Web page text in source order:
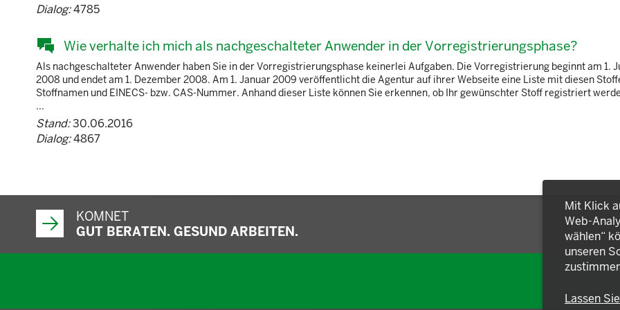
Dialog:4785
Wie verhalte ich mich als nachgeschalteter Anwender in der Vorregistrierungsphase?
Als nachgeschalteter Anwender haben Sie in der Vorregistrierungsphase keinerlei Aufgaben. Die Vorregistrierung beginnt am 1.
2008 und endet am 1. Dezember 2008. Am 1. Januar 2009 veröffentlicht die Agentur auf ihrer Webseite eine Liste mit diesen
Stoffnamen und EINECS- bzw. CAS-Nummer. Anhand dieser Liste können Sie erkennen, ob Ihr gewünschter Stoff registriert
...
Stand:30.06.2016
Dialog:4867
KOMNET
GUT BERATEN. GESUND ARBEITEN.
Mit Klick
Web-
wählen“
unseren
Lassen